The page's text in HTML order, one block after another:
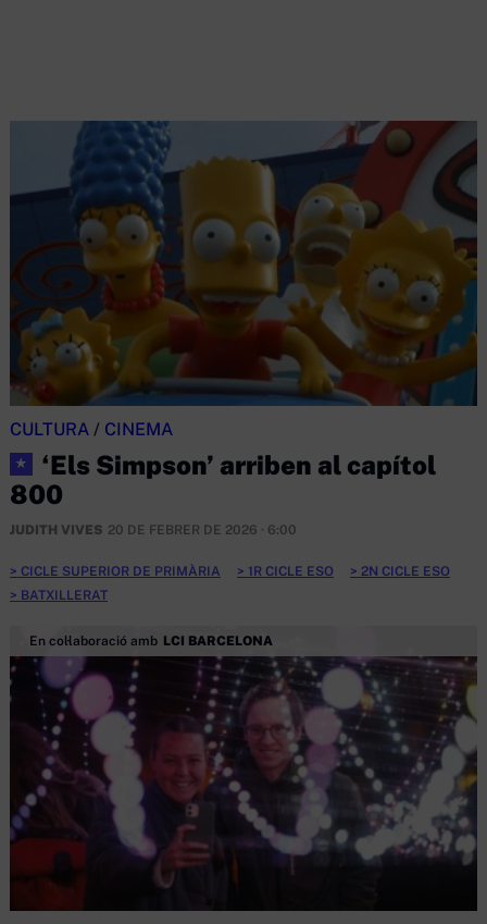
CULTURA / CINEMA
★
‘Els Simpson’ arriben al capítol
800
JUDITH VIVES 20 DE FEBRER DE 2026 · 6:00
CICLE SUPERIOR DE PRIMÀRIA 1R CICLE ESO
2N CICLE ESO
BATXILLERAT
En col·laboració amb LCI BARCELONA